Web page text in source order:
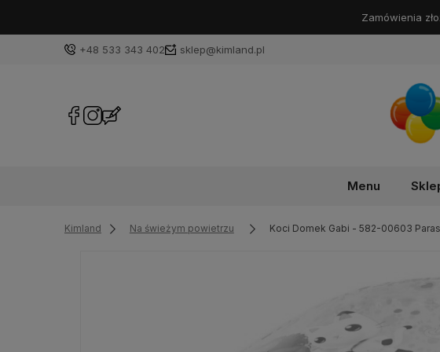
+48 533 343 402 sklep@kimland.pl
Menu
Kimland Na świeżym powietrzu Koci Domek Gabi - 582-00603